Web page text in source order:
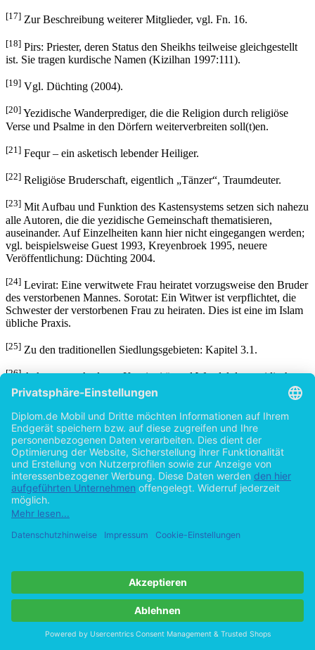
[17] Zur Beschreibung weiterer Mitglieder, vgl. Fn. 16.
[18] Pirs: Priester, deren Status den Sheikhs teilweise gleichgestellt
ist. Sie tragen kurdische Namen (Kizilhan 1997:111).
[19] Vgl. Düchting (2004).
[20] Yezidische Wanderprediger, die die Religion durch religiöse
Verse und Psalme in den Dörfern weiterverbreiten soll(t)en.
[21] Fequr – ein asketisch lebender Heiliger.
[22] Religiöse Bruderschaft, eigentlich „Tänzer“, Traumdeuter.
[23] Mit Aufbau und Funktion des Kastensystems setzen sich nahezu
alle Autoren, die die yezidische Gemeinschaft thematisieren,
auseinander. Auf Einzelheiten kann hier nicht eingegangen werden;
vgl. beispielsweise Guest 1993, Kreyenbroek 1995, neuere
Veröffentlichung: Düchting 2004.
[24] Levirat: Eine verwitwete Frau heiratet vorzugsweise den Bruder
des verstorbenen Mannes. Sorotat: Ein Witwer ist verpflichtet, die
Schwester der verstorbenen Frau zu heiraten. Dies ist eine im Islam
übliche Praxis.
[25] Zu den traditionellen Siedlungsgebieten: Kapitel 3.1.
[26]Ackermann, Andreas: Kontinuität und Wandel der yezidischen
Identität in Deutschland. Eine vorläufige Bestandsaufnahme, o. J.,
abgerufen unter www.yeziden.de, Rubrik: Yezidentum –
Gesellschaft, abgerufen am 07.07.2005.
Details
Seiten
Erscheinungsform
Originalausgabe
Erscheinungsjahr
ISBN (eBook)
Sprache
Deutsch
Religionswissenschaft